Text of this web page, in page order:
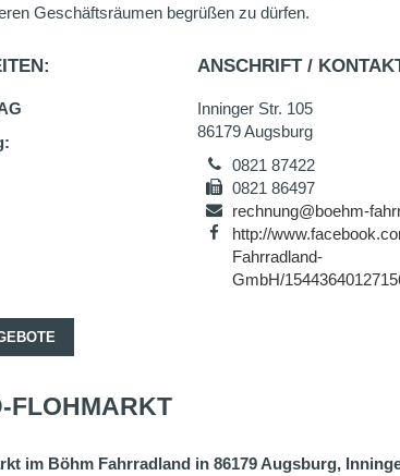
Geschäftsräumen begrüßen zu dürfen.
ANSCHRIFT /
Inninger Str. 105
86179 Augsburg
0821 87422
0821 86497
rechnung@boehm-
http://
Fahrradland-
GmbH/
FLOHMARKT
im Böhm Fahrradland in 86179 Augsburg,